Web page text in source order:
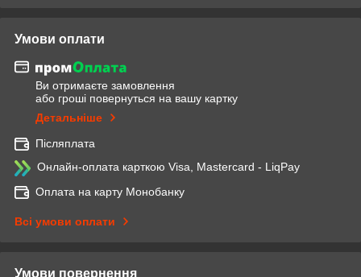
Умови оплати
Ви отримаєте замовлення
або гроші повернуться на вашу картку
Детальніше
Післяплата
Онлайн-оплата карткою Visa, Mastercard - LiqPay
Оплата на карту Монобанку
Всі умови оплати
Умови повернення